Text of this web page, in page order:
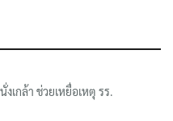
เกล้า ช่วยเหยื่อเหตุ รร.